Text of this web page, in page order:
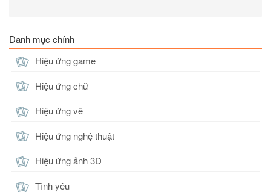
Danh mục chính
Hiệu ứng game
Hiệu ứng chữ
Hiệu ứng vẽ
Hiệu ứng nghệ thuật
Hiệu ứng ảnh 3D
Tình yêu